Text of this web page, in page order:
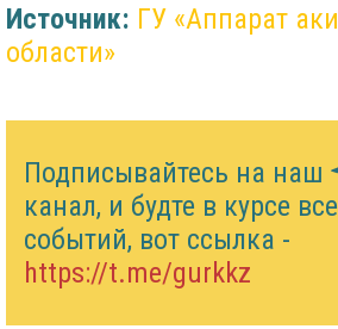
Источник: ГУ «Аппарат
области»
Подписывайтесь на наш
канал, и будте в курсе
событий, вот ссылка -
https://t.me/gurkkz